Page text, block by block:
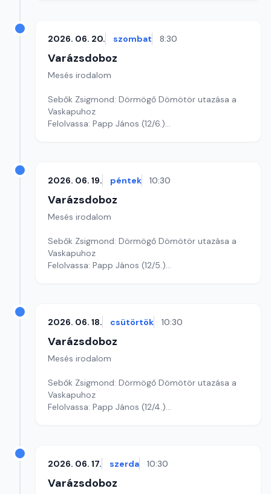
2026. 06. 20. szombat 8:30
Varázsdoboz
Mesés irodalom
Sebők Zsigmond: Dörmögő Dömötör utazása a
Vaskapuhoz
Felolvassa: Papp János (12/6.)
2026. 06. 19. péntek 10:30
Varázsdoboz
Mesés irodalom
Sebők Zsigmond: Dörmögő Dömötör utazása a
Vaskapuhoz
Felolvassa: Papp János (12/5.)
2026. 06. 18. csütörtök 10:30
Varázsdoboz
Mesés irodalom
Sebők Zsigmond: Dörmögő Dömötör utazása a
Vaskapuhoz
Felolvassa: Papp János (12/4.)
2026. 06. 17. szerda 10:30
Varázsdoboz